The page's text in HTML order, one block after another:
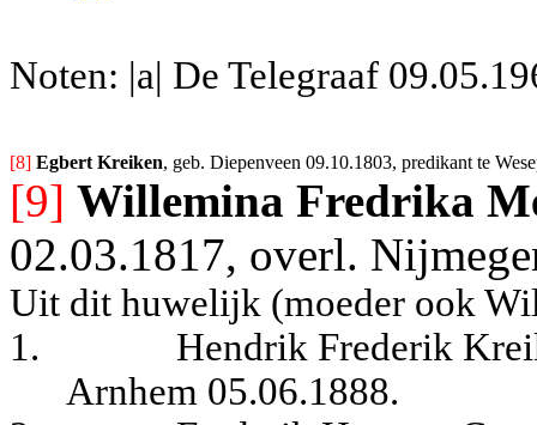
Noten: |a| De Telegraaf
[8] Egbert Kreiken, geb. Diepenveen 09.10.1803, predikant te
[9] Willemina Fredrika
02.03.1817, overl.
Uit dit huwelijk (moeder ook
1.
Hendrik Frederik
Arnhem 05.06.1888.